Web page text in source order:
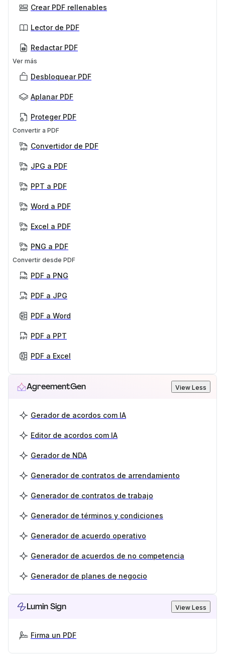
Crear PDF rellenables
Lector de PDF
Redactar PDF
Ver más
Desbloquear PDF
Aplanar PDF
Proteger PDF
Convertir a PDF
Convertidor de PDF
JPG a PDF
PPT a PDF
Word a PDF
Excel a PDF
PNG a PDF
Convertir desde PDF
PDF a PNG
PDF a JPG
PDF a Word
PDF a PPT
PDF a Excel
AgreementGen View Less
Gerador de acordos com IA
Editor de acordos com IA
Gerador de NDA
Generador de contratos de arrendamiento
Generador de contratos de trabajo
Generador de términos y condiciones
Generador de acuerdo operativo
Generador de acuerdos de no competencia
Generador de planes de negocio
Lumin Sign View Less
Firma un PDF